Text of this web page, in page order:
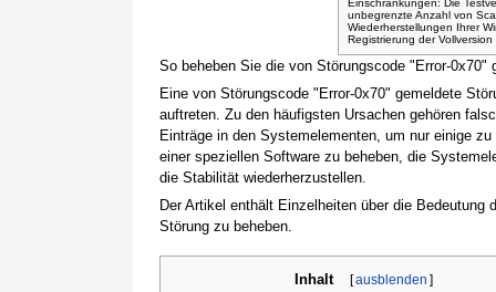
So beheben Sie die von Störungscode "Error-0x70"
Eine von Störungscode "Error-0x70" gemeldete
auftreten. Zu den häufigsten Ursachen gehören
Einträge in den Systemelementen, um nur einige
einer speziellen Software zu beheben, die
die Stabilität wiederherzustellen.
Der Artikel enthält Einzelheiten über die
Störung zu beheben.
Inhalt [ausblenden ]
Einschränkungen: Die
unbegrenzte Anzahl von
Wiederherstellungen Ihrer
Registrierung der